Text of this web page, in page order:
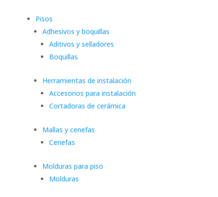
Pisos
Adhesivos y boquillas
Aditivos y selladores
Boquillas
Herramientas de instalación
Accesorios para instalación
Cortadoras de cerámica
Mallas y cenefas
Cenefas
Molduras para piso
Molduras